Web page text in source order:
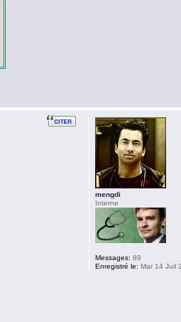
mengdi
Interne
Messages: 89
Enregistré le: Mar 14 Juil